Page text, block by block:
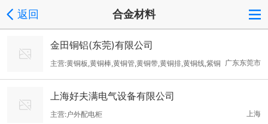
返回 合金材料
金田铜铝(东莞)有限公司
广东东莞市
主营:黄铜板,黄铜棒,黄铜管,黄铜带,黄铜排,黄铜线,紫铜
板,紫铜棒,紫铜管,紫铜带,紫铜排,紫铜线,铝板,铝棒,铝管,铝带,铝排,
铝线,不锈钢板,不锈钢管,不锈钢棒,铜焊条,铜板,铜棒,铜管,铜线,铜
带,铜排,铜套,青铜,磷铜,铍铜,钨铜,铬锆铜,白铜,碲铜,钛合金
上海好夫满电气设备有限公司
上海
主营:户外配电柜